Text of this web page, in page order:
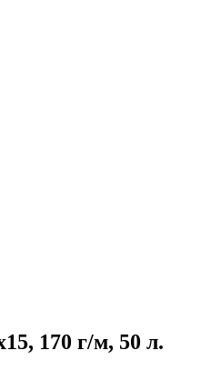
170 г/м, 50 л.